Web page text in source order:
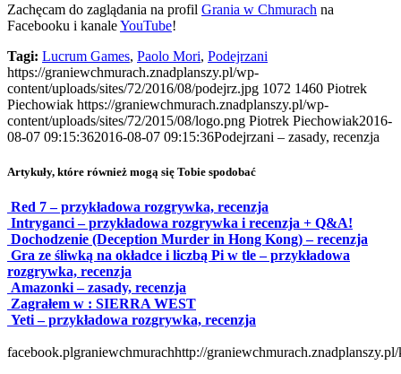
Zachęcam do zaglądania na profil Grania w Chmurach na
Facebooku i kanaleYouTube!
Tagi: Lucrum Games, Paolo Mori, Podejrzani
https://graniewchmurach.znadplanszy.pl/wp-
content/uploads/sites/72/2016/08/podejrz.jpg 1072 1460 Piotrek
Piechowiak https://graniewchmurach.znadplanszy.pl/wp-
content/uploads/sites/72/2015/08/logo.png Piotrek Piechowiak2016-
08-07 09:15:362016-08-07 09:15:36Podejrzani – zasady, recenzja
Artykuły, które również mogą się Tobie spodobać
Red 7 – przykładowa rozgrywka, recenzja
Intryganci – przykładowa rozgrywka i recenzja + Q&A!
Dochodzenie (Deception Murder in Hong Kong) – recenzja
Gra ze śliwką na okładce i liczbą Pi w tle – przykładowa
rozgrywka, recenzja
Amazonki – zasady, recenzja
Zagrałem w : SIERRA WEST
Yeti – przykładowa rozgrywka, recenzja
facebook.plgraniewchmurachhttp://